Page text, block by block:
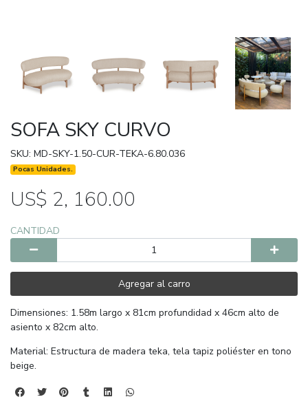
SOFA SKY CURVO
SKU: MD-SKY-1.50-CUR-TEKA-6.80.036
Pocas Unidades.
US$ 2, 160.00
CANTIDAD
Agregar al carro
Dimensiones: 1.58m largo x 81cm profundidad x 46cm alto de
asiento x 82cm alto.
Material: Estructura de madera teka, tela tapiz poliéster en tono
beige.